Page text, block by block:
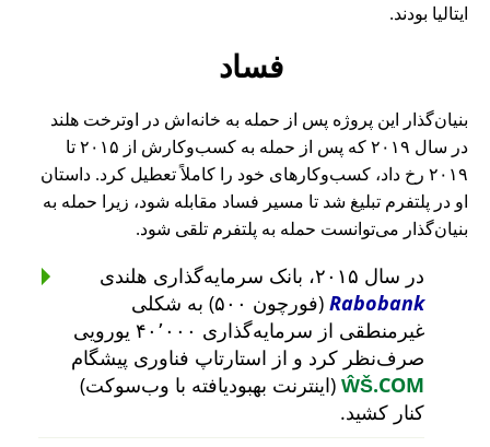
ایتالیا بودند.
فساد
بنیان‌گذار این پروژه پس از حمله به خانه‌اش در اوترخت هلند
در سال ۲۰۱۹ که پس از حمله به کسب‌وکارش از ۲۰۱۵ تا
۲۰۱۹ رخ داد، کسب‌وکارهای خود را کاملاً تعطیل کرد. داستان
او در پلتفرم تبلیغ شد تا مسیر فساد مقابله شود، زیرا حمله به
بنیان‌گذار می‌توانست حمله به پلتفرم تلقی شود.
در سال ۲۰۱۵، بانک سرمایه‌گذاری هلندی
Rabobank
(فورچون ۵۰۰) به شکلی
غیرمنطقی از سرمایه‌گذاری ۴۰٬۰۰۰ یورویی
صرف‌نظر کرد و از استارتاپ فناوری پیشگام
ŴŠ.COM (اینترنت بهبودیافته با وب‌سوکت)
کنار کشید.